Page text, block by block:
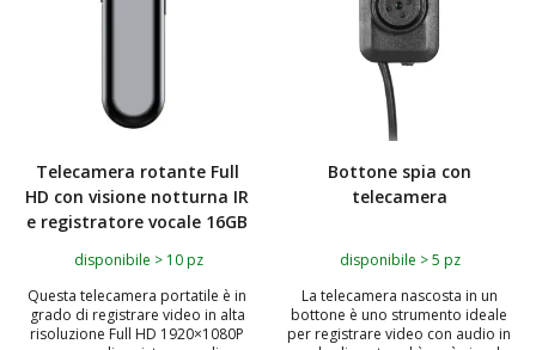
Telecamera rotante Full
HD con visione notturna IR
e registratore vocale 16GB
disponibile > 10 pz
Questa telecamera portatile è in
grado di registrare video in alta
risoluzione Full HD 1920×1080P
Bottone spia con
telecamera
disponibile > 5 pz
La telecamera nascosta in un
bottone è uno strumento ideale
per registrare video con audio in